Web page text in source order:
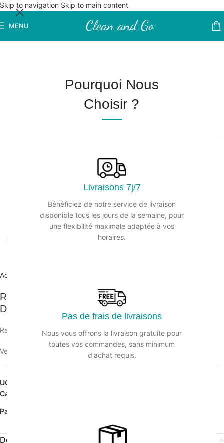
Pourquoi Nous
Choisir ?
Livraisons 7j/7
Bénéficiez de notre service de livraison
disponible tous les jours de la semaine, pour
une flexibilité maximale adaptée à vos
horaires.
Pas de frais de livraisons
Nous vous offrons la livraison gratuite pour
toutes vos commandes, sans minimum
d'achat requis.
Skip to navigation Skip to main content
MENU
Accueil
Raclette sol 75cm mousse caoutchouc rouge /
Douille renforcée
Raclette mousse caoutchouc rouge.
Veuillez vous connecter pour voir les prix.
UGS :
Catégorie :
Partager:
Description